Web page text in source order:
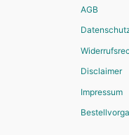
AGB
Disclaimer
Impressum